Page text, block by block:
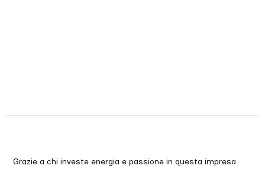
Grazie a chi investe energia e passione in questa impresa